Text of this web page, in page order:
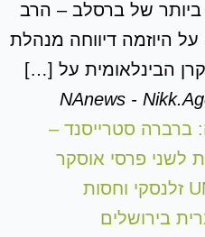
ביותר של ברסלב – הרב
היוזמה דיווחה מנהלת
הבינלאומית על […]
NAnews -
ברברה סטרייסנד –
לשני פרסי אוסקר
ושגרירת UNITED24 זלנסקי וחסות
בירושלים